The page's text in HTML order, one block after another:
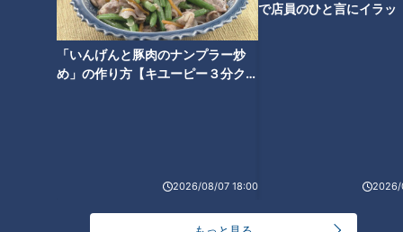
「いんげんと豚肉のナンプラー炒
め」の作り方【キユーピー３分クッ
2026/08/07 18:00
で店員のひと言にイラッ
2026/
一方で、劇団自体の活動は継続予定で、別の稽古場を借りなが
知・岐阜・三重だけでなく全国で年間500ステージを行なって